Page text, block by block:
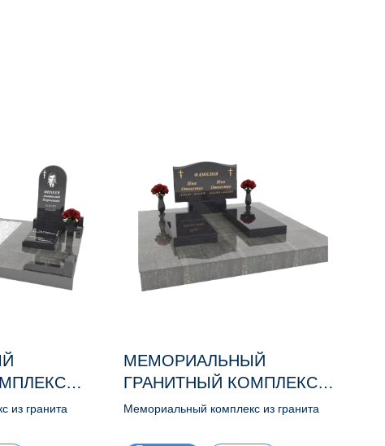
из гранита
МЕМОРИАЛЬНЫЙ
ГРАНИТНЫЙ КОМПЛЕКС
М167
Мемориальный комплекс из гранита